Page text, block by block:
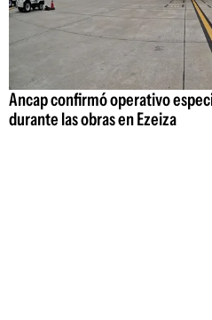
Ancap confirmó operativo
durante las obras en Ezeiza